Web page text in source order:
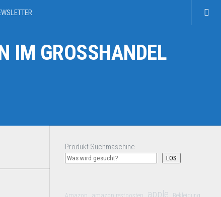
GROSSHANDEL
Produkt Suchmaschine
LOS
Amazon amazon restposten apple Bekleidung